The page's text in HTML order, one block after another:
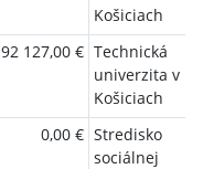
Košiciach
92 127,00 € Technická
univerzita v
Košiciach
0,00 € Stredisko
sociálnej